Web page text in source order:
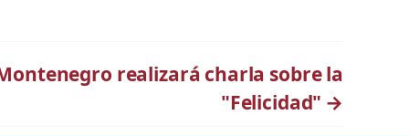
realizará charla sobre la
"Felicidad" →